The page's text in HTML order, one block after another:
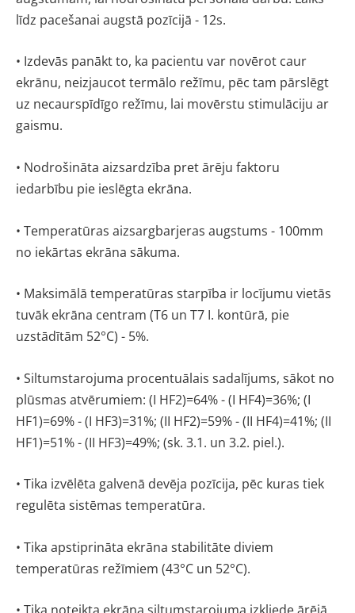
līdz pacešanai augstā pozīcijā - 12s.
• Izdevās panākt to, ka pacientu var novērot caur
ekrānu, neizjaucot termālo režīmu, pēc tam pārslēgt
uz necaurspīdīgo režīmu, lai movērstu stimulāciju ar
gaismu.
• Nodrošināta aizsardzība pret ārēju faktoru
iedarbību pie ieslēgta ekrāna.
• Temperatūras aizsargbarjeras augstums - 100mm
no iekārtas ekrāna sākuma.
• Maksimālā temperatūras starpība ir locījumu vietās
tuvāk ekrāna centram (T6 un T7 I. kontūrā, pie
uzstādītām 52°C) - 5%.
• Siltumstarojuma procentuālais sadalījums, sākot no
plūsmas atvērumiem: (I HF2)=64% - (I HF4)=36%; (I
HF1)=69% - (I HF3)=31%; (II HF2)=59% - (II HF4)=41%; (II
HF1)=51% - (II HF3)=49%; (sk. 3.1. un 3.2. piel.).
• Tika izvēlēta galvenā devēja pozīcija, pēc kuras tiek
regulēta sistēmas temperatūra.
• Tika apstiprināta ekrāna stabilitāte diviem
temperatūras režīmiem (43°C un 52°C).